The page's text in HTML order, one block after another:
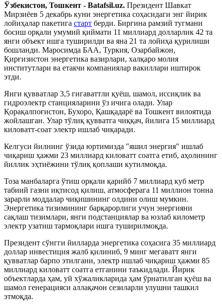
Ўзбекистон, Тошкент - Batafsil.uz. Президент Шавкат
Мирзиёев 5 декабрь куни энергетика соҳасидаги энг йирик
лойиҳалар пакетига старт берди. Биргина рамзий тугмани
босиш орқали умумий қиймати 11 миллиард долларлик 42 та
янги объект ишга туширилди ва яна 21 та лойиҳа қурилиши
бошланди. Маросимда БАА, Туркия, Озарбайжон,
Қирғизистон энергетика вазирлари, халқаро молия
институтлари ва етакчи компаниялар вакиллари иштирок
этди.
Янги қувватлар 3,5 гигаваттли қуёш, шамол, иссиқлик ва
гидроэлектр станцияларини ўз ичига олади. Улар
Қорақалпоғистон, Бухоро, Қашқадарё ва Тошкент вилоятида
жойлашган. Улар тўлиқ қувватга чиққач, йилига 15 миллиард
киловатт-соат электр ишлаб чиқаради.
Келгуси йилнинг ўзида юртимизда "яшил энергия" ишлаб
чиқариш ҳажми 23 миллиард киловатт соатга етиб, аҳолининг
йиллик эҳтиёжини тўлиқ қоплаши кутилмоқда.
Тоза манбаларга ўтиш орқали қарийб 7 миллиард куб метр
табиий газни иқтисод қилиш, атмосферага 11 миллион тонна
зарарли моддалар чиқишининг олдини олиш мумкин.
Энергетика тизимининг барқарорлиги учун энергияни
сақлаш тизимлари, янги подстанциялар ва юзлаб километр
электр узатиш тармоқлари ишга туширилмоқда.
Президент сўнгги йилларда энергетика соҳасига 35 миллиард
доллар инвестиция жалб қилиниб, 9 минг мегаватт янги
қувватлар барпо этилгани, электр ишлаб чиқариш ҳажми 85
миллиард киловатт соатга етганини таъкидлади. Йирик
объектларда ҳам, уй хўжаликларида ҳам ўрнатилган қуёш ва
шамол генерацияси аллақачон сезиларли улушни ташкил
этмоқда.